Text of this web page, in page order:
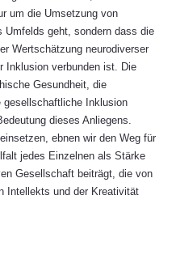
um die Umsetzung von
Umfelds geht, sondern dass die
Wertschätzung neurodiverser
Inklusion verbunden ist. Die
Gesundheit, die
gesellschaftliche Inklusion
dieses Anliegens.
ebnen wir den Weg für
jedes Einzelnen als Stärke
Gesellschaft beiträgt, die von
Intellekts und der Kreativität